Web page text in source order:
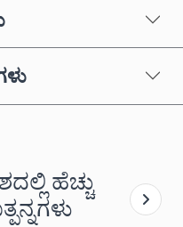
ಹೆಚ್ಚು